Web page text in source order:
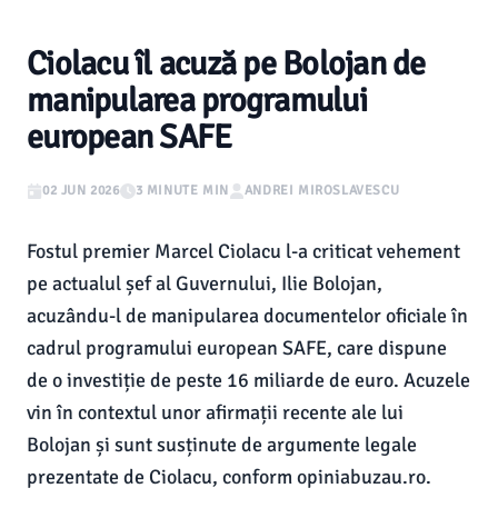
Ciolacu îl acuză pe Bolojan de
manipularea programului
european SAFE
02 JUN 2026 3 MINUTE MIN ANDREI MIROSLAVESCU
Fostul premier Marcel Ciolacu l-a criticat vehement
pe actualul șef al Guvernului, Ilie Bolojan,
acuzându-l de manipularea documentelor oficiale în
cadrul programului european SAFE, care dispune
de o investiție de peste 16 miliarde de euro. Acuzele
vin în contextul unor afirmații recente ale lui
Bolojan și sunt susținute de argumente legale
prezentate de Ciolacu, conform opiniabuzau.ro.